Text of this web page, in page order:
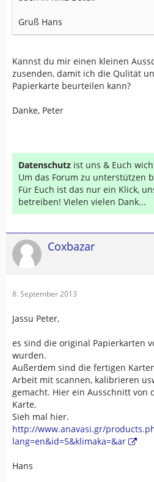
Gruß Hans
Kannst du mir einen kleinen
zusenden, damit ich die Qulität
Papierkarte beurteilen kann?
Danke, Peter
Datenschutz ist uns & Euch
Um das Forum zu unterstützen
Für Euch ist das nur ein Klick,
betreiben! Vielen vielen Dank...
Coxbazar
8. September 2013
Jassu Peter,
es sind die original Papierkarten
wurden.
Außerdem sind die fertigen
Arbeit mit scannen, kalibrieren
gemacht. Hier ein Ausschnitt von
Karte.
Sieh mal hier.
http://www.anavasi.gr/
lang=en&id=5&klimaka=&ar
Hans